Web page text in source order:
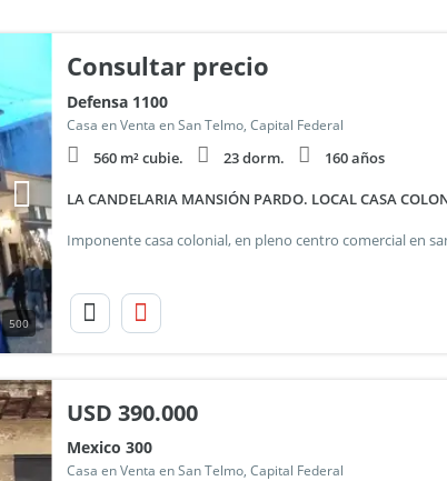
500
Consultar precio
Defensa 1100
Casa en Venta en San Telmo, Capital Federal
560 m² cubie. 23 dorm. 160 años
LA CANDELARIA MANSIÓN PARDO. LOCAL CASA
USD 390.000
Mexico 300
Casa en Venta en San Telmo, Capital Federal